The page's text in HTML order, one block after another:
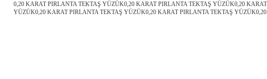
0,20 KARAT PIRLANTA TEKTAŞ YÜZÜK0,20 KARAT PIRLANTA TEKTAŞ YÜZÜK0,20
YÜZÜK0,20 KARAT PIRLANTA TEKTAŞ YÜZÜK0,20 KARAT PIRLANTA TEKTAŞ